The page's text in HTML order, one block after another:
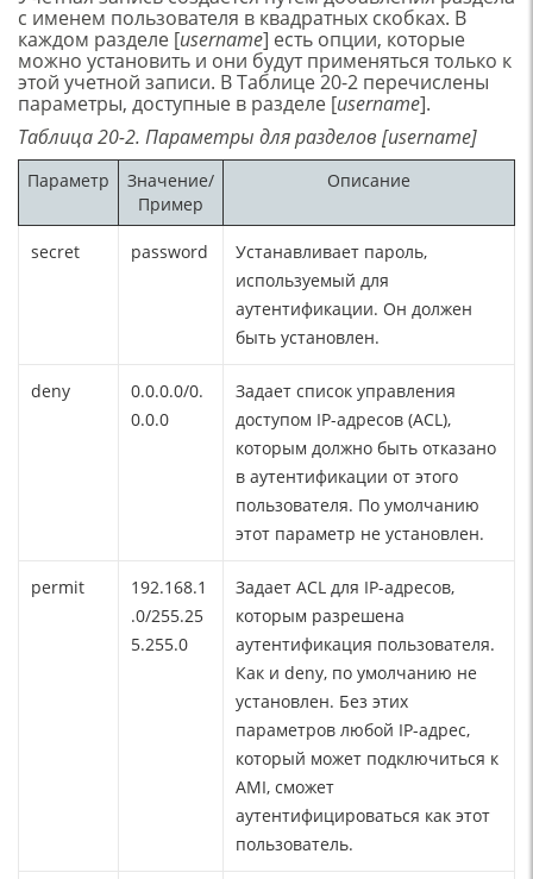
с именем пользователя в квадратных скобках. В
каждом разделе [username] есть опции, которые
можно установить и они будут применяться только к
этой учетной записи. В Таблице 20-2 перечислены
параметры, доступные в разделе [username].
Таблица 20-2. Параметры для разделов [username]
Параметр
Значение/
Пример
Описание
secret password
Устанавливает пароль,
используемый для
аутентификации. Он должен
быть установлен.
deny
0.0.0.0/0.
0.0.0
Задает список управления
доступом IP-адресов (ACL),
которым должно быть отказано
в аутентификации от этого
пользователя. По умолчанию
этот параметр не установлен.
permit
192.168.1
.0/255.25
5.255.0
Задает ACL для IP-адресов,
которым разрешена
аутентификация пользователя.
Как и deny, по умолчанию не
установлен. Без этих
параметров любой IP-адрес,
который может подключиться к
AMI, сможет
аутентифицироваться как этот
пользователь.